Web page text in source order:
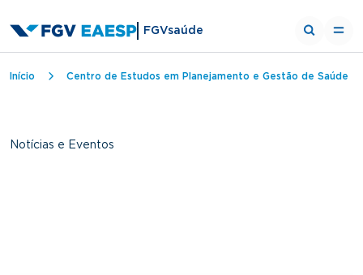
FGVsaúde
Trilha de navegação
Início Centro de Estudos em Planejamento e Gestão de Saúde
Notícias e Eventos